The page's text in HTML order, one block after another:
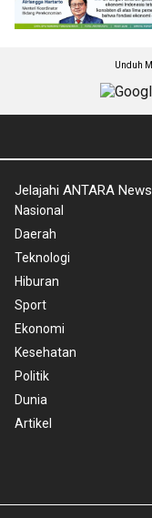
Unduh
Jelajahi ANTARA
Nasional
Daerah
Teknologi
Hiburan
Sport
Ekonomi
Kesehatan
Politik
Dunia
Artikel